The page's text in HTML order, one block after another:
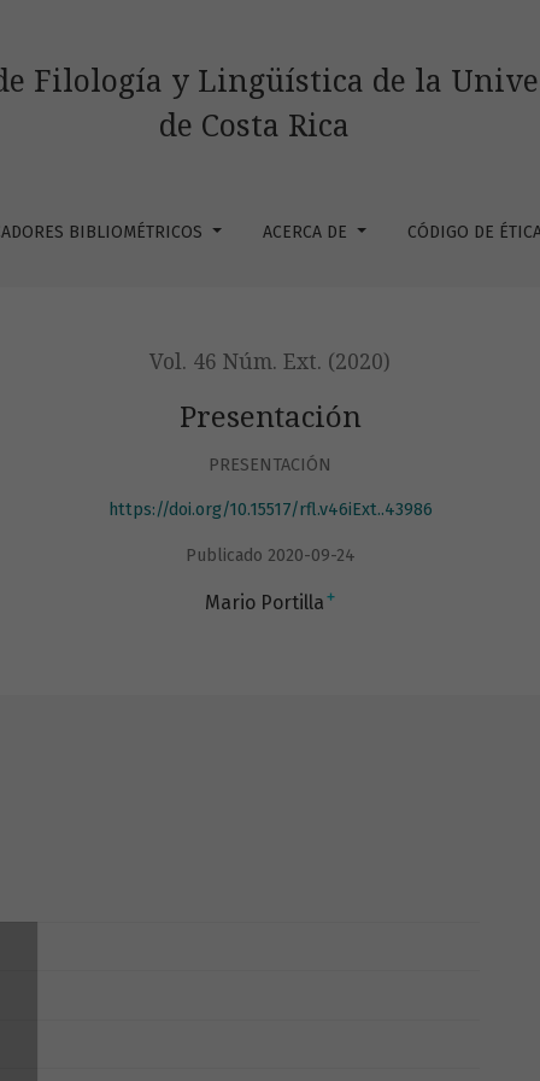
Filología y Lingüística de la
de Costa Rica
BIBLIOMÉTRICOS ACERCA DE CÓDIGO DE
Vol. 46 Núm. Ext. (2020)
Presentación
PRESENTACIÓN
https://doi.org/10.15517/rfl.v46iExt..43986
Publicado 2020-09-24
Mario Portilla +